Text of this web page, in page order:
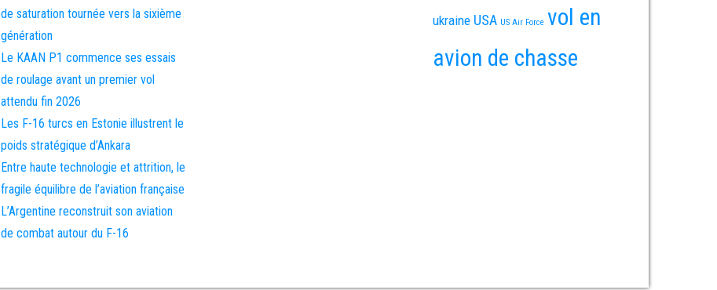
de saturation tournée vers la sixième
génération
Le KAAN P1 commence ses essais
de roulage avant un premier vol
attendu fin 2026
Les F-16 turcs en Estonie illustrent le
poids stratégique d’Ankara
Entre haute technologie et attrition, le
fragile équilibre de l’aviation française
L’Argentine reconstruit son aviation
de combat autour du F-16
ukraine USA US Air Force vol en
avion de chasse